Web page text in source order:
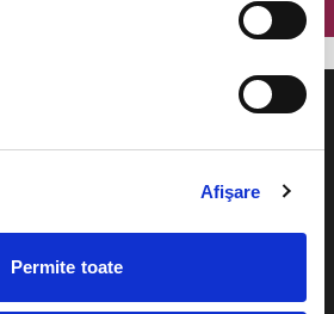
Afişare
Permite toate
Cum comand bilete?